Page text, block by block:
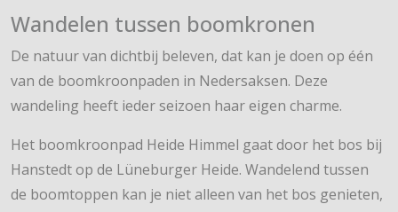
Wandelen tussen boomkronen
De natuur van dichtbij beleven, dat kan je doen op één
van de boomkroonpaden in Nedersaksen. Deze
wandeling heeft ieder seizoen haar eigen charme.
Het boomkroonpad Heide Himmel gaat door het bos bij
Hanstedt op de Lüneburger Heide. Wandelend tussen
de boomtoppen kan je niet alleen van het bos genieten,